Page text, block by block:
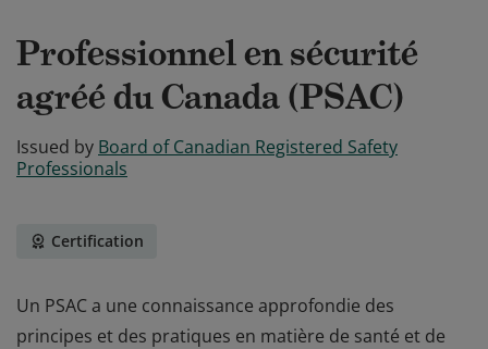
Professionnel en sécurité
agréé du Canada (PSAC)
Issued by Board of Canadian Registered Safety
Professionals
Certification
Un PSAC a une connaissance approfondie des
principes et des pratiques en matière de santé et de